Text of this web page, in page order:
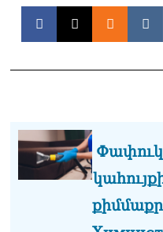
Փափուկ